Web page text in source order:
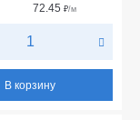
72.45 ₽/м
В корзину